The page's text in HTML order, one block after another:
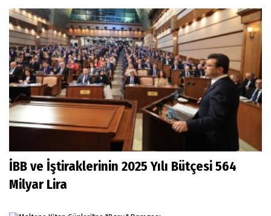
İBB ve İştiraklerinin 2025 Yılı Bütçesi 564
Milyar Lira